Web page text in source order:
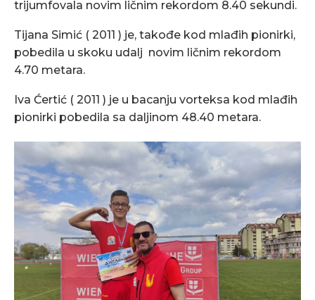
trijumfovala novim ličnim rekordom 8.40 sekundi.
Tijana Simić ( 2011 ) je, takođe kod mlađih pionirki,
pobedila u skoku udalj novim ličnim rekordom
4.70 metara.
Iva Ćertić ( 2011 ) je u bacanju vorteksa kod mlađih
pionirki pobedila sa daljinom 48.40 metara.